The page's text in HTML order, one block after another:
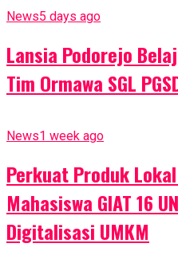
News5 days ago
Lansia Podorejo
Tim Ormawa SGL
News1 week ago
Perkuat Produk
Mahasiswa GIAT 16
Digitalisasi UMKM